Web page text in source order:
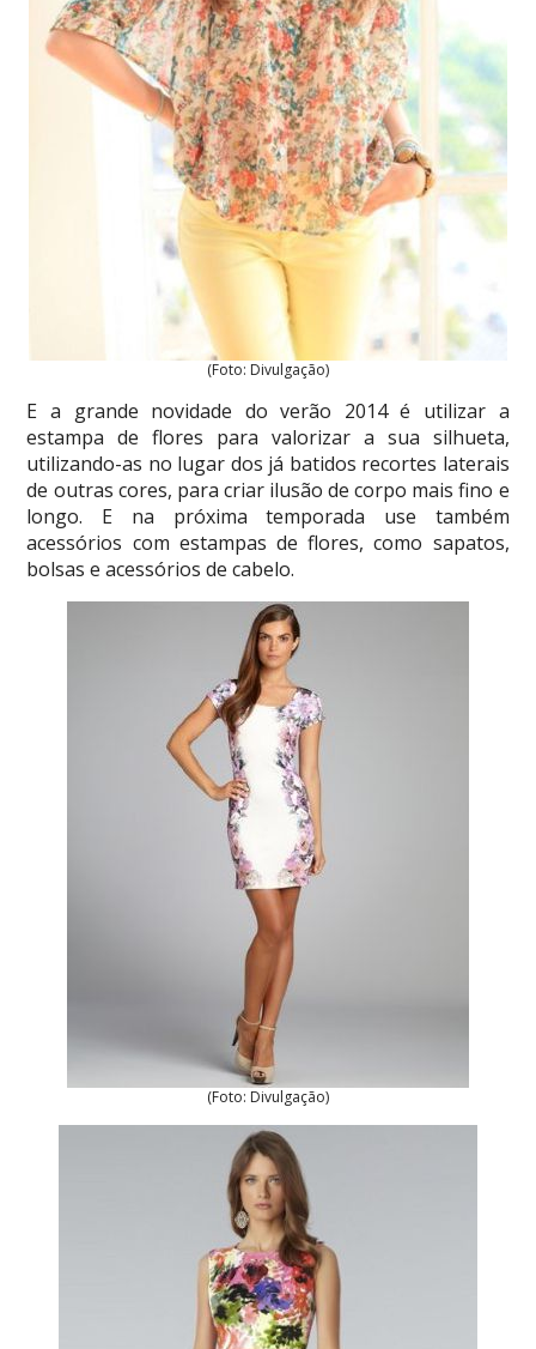
(Foto: Divulgação)
E a grande novidade do verão 2014 é utilizar a
estampa de flores para valorizar a sua silhueta,
utilizando-as no lugar dos já batidos recortes laterais
de outras cores, para criar ilusão de corpo mais fino e
longo. E na próxima temporada use também
acessórios com estampas de flores, como sapatos,
bolsas e acessórios de cabelo.
(Foto: Divulgação)